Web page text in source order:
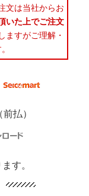
文は当社からお
いた上でご注文
ますがご理解・
払）
す。